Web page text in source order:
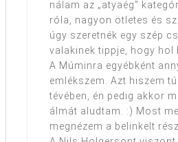
nálam az „atyaég”
róla, nagyon ötletes és
úgy szeretnék egy szép
valakinek tippje, hogy hol
A Múminra egyébként
emlékszem. Azt hiszem
tévében, én pedig akkor
álmát aludtam. :) Most
megnézem a belinkelt